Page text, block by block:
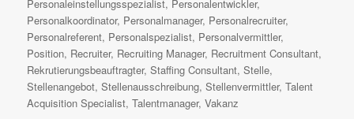
Personaleinstellungsspezialist, Personalentwickler,
Personalkoordinator, Personalmanager, Personalrecruiter,
Personalreferent, Personalspezialist, Personalvermittler,
Position, Recruiter, Recruiting Manager, Recruitment Consultant,
Rekrutierungsbeauftragter,Staffing Consultant,Stelle,
Stellenangebot,Stellenausschreibung,Stellenvermittler,Talent
Acquisition Specialist,Talentmanager,Vakanz